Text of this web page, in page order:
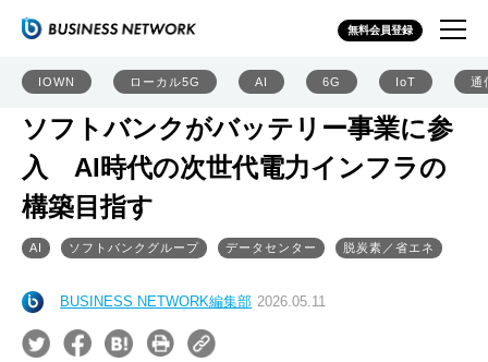
無料会員登録
IOWN ローカル5G AI 6G IoT 通
ソフトバンクがバッテリー事業に参
入 AI時代の次世代電力インフラの
構築目指す
AI ソフトバンクグループ データセンター 脱炭素／省エネ
BUSINESS NETWORK編集部 2026.05.11